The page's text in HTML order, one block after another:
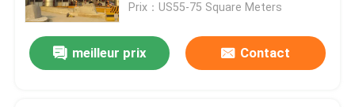
Prix：US55-75 Square Meters
meilleur prix Contact